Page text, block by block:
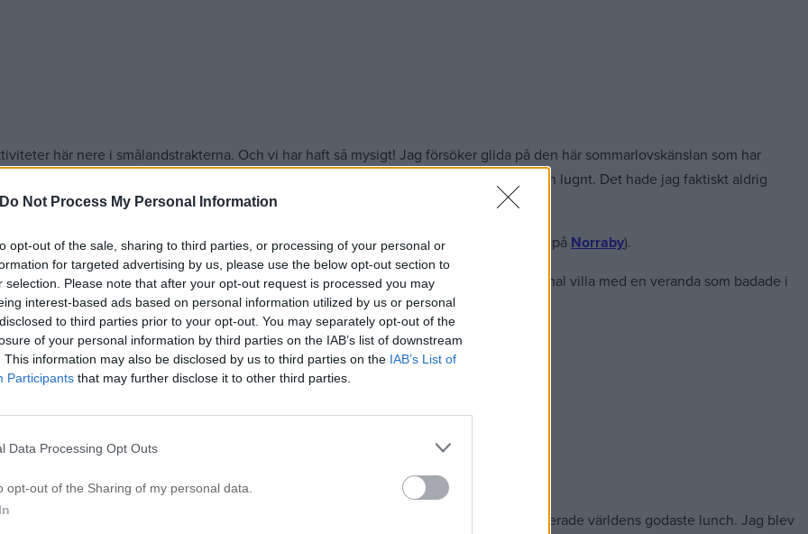
Do Not Process My Personal Information
opt-out of the sale, sharing to third parties, or processing of your personal or
for targeted advertising by us, please use the below opt-out section to
selection. Please note that after your opt-out request is processed you may
interest-based ads based on personal information utilized by us or personal
to third parties prior to your opt-out. You may separately opt-out of the
of your personal information by third parties on the IAB’s list of downstream
This information may also be disclosed by us to third parties on the IAB’s List of
Participants that may further disclose it to other third parties.
Data Processing Opt Outs
opt-out of the Sharing of my personal data.
här nere i smålandstrakterna. Och vi har haft så mysigt! Jag försöker glida på den här sommarlovskänslan som har
måste hon ju aktiveras (och hållas koll på!) och just nu känns allt mest bara mysigt och lugnt. Det hade jag faktiskt aldrig
+ dotter). Det var en härlig båttur på stilla vatten följt av en god lunch (som vanligt på Norraby).
uteservering. Kan ha varit en av de finaste småländska fiken jag besökt! En röd gammal villa med en veranda som badade i
Riktig idyll!
Rudenstams trädgårdscafé.
Otroligt mysigt ställe i Jönköpingstrakten som också serverade världens godaste lunch. Jag blev